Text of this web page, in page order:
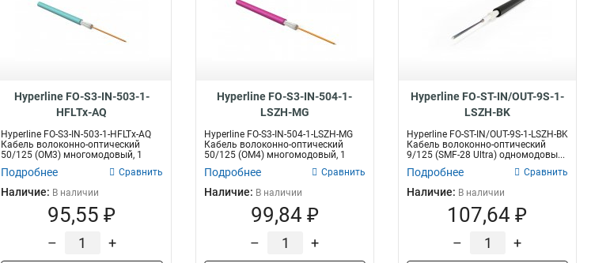
Hyperline FO-S3-IN-503-1-
HFLTx-AQ
Hyperline FO-S3-IN-503-1-HFLTx-AQ
Кабель волоконно-оптический
50/125 (OM3) многомодовый, 1
Подробнее Сравнить
Наличие: В наличии
95,55 ₽
– +
Hyperline FO-S3-IN-504-1-
LSZH-MG
Hyperline FO-S3-IN-504-1-LSZH-MG
Кабель волоконно-оптический
50/125 (OM4) многомодовый, 1
Подробнее Сравнить
Наличие: В наличии
99,84 ₽
– +
Hyperline FO-ST-IN/OUT-9S-1-
LSZH-BK
Hyperline FO-ST-IN/OUT-9S-1-LSZH-BK
Кабель волоконно-оптический
9/125 (SMF-28 Ultra) одномодовы...
Подробнее Сравнить
Наличие: В наличии
107,64 ₽
– +